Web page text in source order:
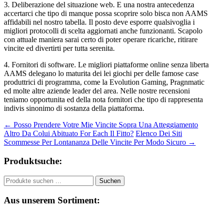
3. Deliberazione del situazione web. E una nostra antecedenza
accertarci che tipo di manque possa scoprire solo bisca non AAMS
affidabili nel nostro tabella. Il posto deve esporre qualsivoglia i
migliori protocolli di scelta aggiornati anche funzionanti. Scapolo
con attuale maniera sarai certo di poter operare ricariche, ritirare
vincite ed divertirti per tutta serenita.
4. Fornitori di software. Le migliori piattaforme online senza liberta
AAMS delegano lo maturita dei lei giochi per delle famose case
produttrici di programma, come la Evolution Gaming, Pragnmatic
ed molte altre aziende leader del area. Nelle nostre recensioni
teniamo opportunita ed della nota fornitori che tipo di rappresenta
indivis sinonimo di sostanza della piattaforma.
Beitragsnavigation
← Posso Prendere Votre Mie Vincite Sopra Una Atteggiamento
Altro Da Colui Abituato For Each Il Fitto? Elenco Dei Siti
Scommesse Per Lontananza Delle Vincite Per Modo Sicuro →
Produktsuche:
Suchen
nach:
Suchen
Aus unserem Sortiment: